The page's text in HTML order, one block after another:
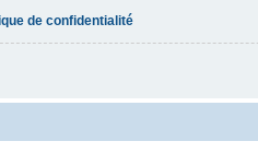
de confidentialité